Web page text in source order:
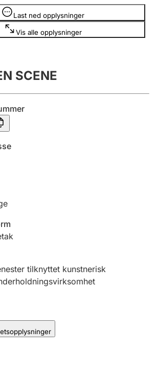
slette
Last ned opplysninger
Vis alle opplysninger
SCENE
tilknyttet kunstnerisk